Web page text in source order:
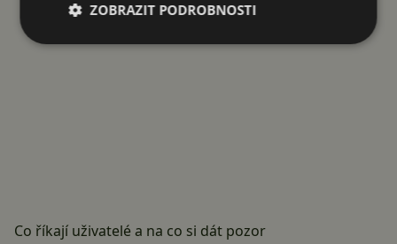
Co říkají uživatelé a na co si dát pozor
ZOBRAZIT PODROBNOSTI